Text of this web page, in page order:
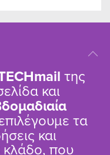
της
και
τα
και
που